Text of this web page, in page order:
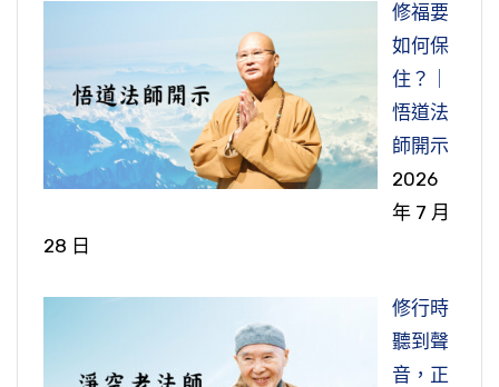
修福要
如何保
住？｜
悟道法
師開示
2026
年 7 月
28 日
修行時
聽到聲
音，正